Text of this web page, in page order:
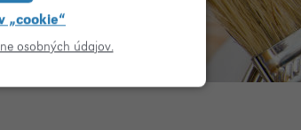
„cookie“
osobných údajov.